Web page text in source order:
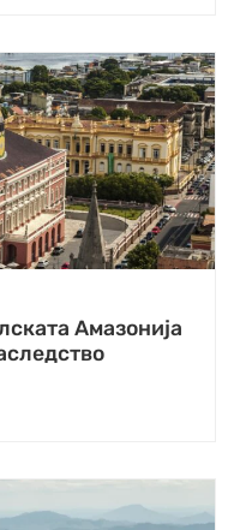
Амазонија